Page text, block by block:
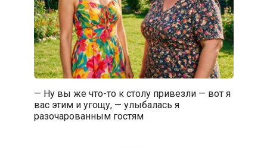
— Ну вы же что-то к столу привезли — вот я
вас этим и угощу, — улыбалась я
разочарованным гостям